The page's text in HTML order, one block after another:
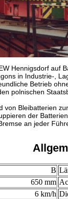
Hennigsdorf
in Industrie-,
Betrieb
polnischen
Bleibatterien
der
an jeder
B
650 mm
6 km/h